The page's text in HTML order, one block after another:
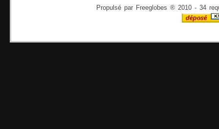
Propulsé par Freeglobes ® 2010 - 34